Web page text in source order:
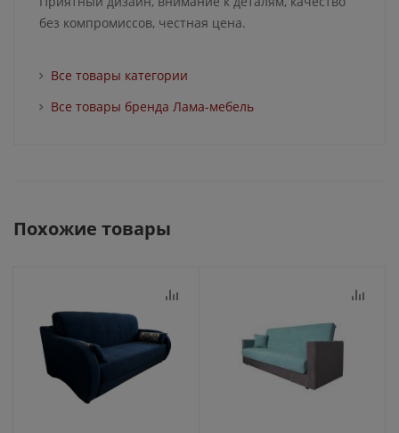
без компромиссов, честная цена.
Все товары категории
Все товары бренда Лама-мебель
Похожие товары